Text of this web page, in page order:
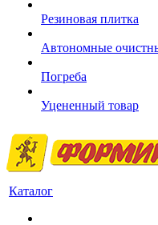
Резиновая плитка
Автономные
Погреба
Уцененный товар
Каталог